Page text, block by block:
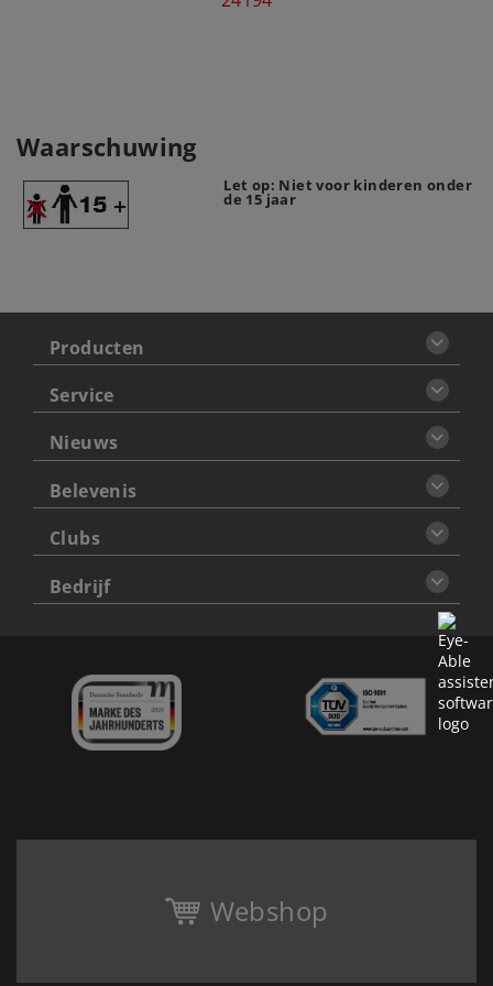
Waarschuwing
Let op: Niet voor kinderen onder
de 15 jaar
Producten
Service
Nieuws
Belevenis
Clubs
Bedrijf
Webshop